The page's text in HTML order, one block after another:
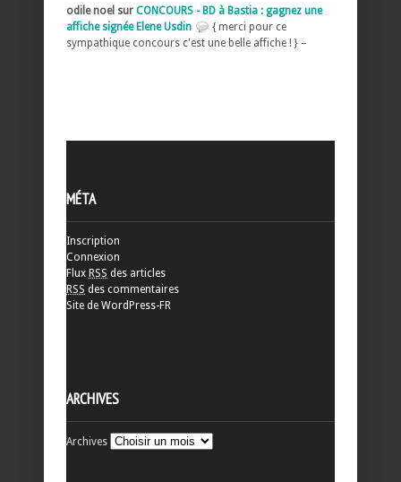
odile noel sur CONCOURS - BD à Bastia : gagnez une
affiche signée Elene Usdin
{ merci pour ce
sympathique concours c'est une belle affiche ! } –
MÉTA
Inscription
Connexion
Flux RSS des articles
RSS des commentaires
Site de WordPress-FR
ARCHIVES
Archives